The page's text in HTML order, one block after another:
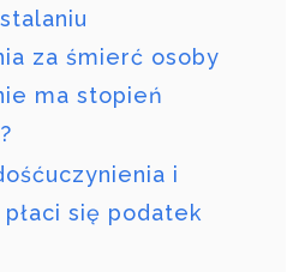
za śmierć osoby
ma stopień
i
się podatek